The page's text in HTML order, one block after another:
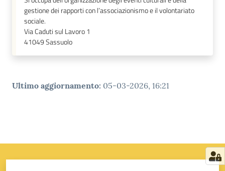
gestione dei rapporti con l’associazionismo e il volontariato
sociale.
Via Caduti sul Lavoro 1
41049Sassuolo
Ultimo aggiornamento: 05-03-2026, 16:21